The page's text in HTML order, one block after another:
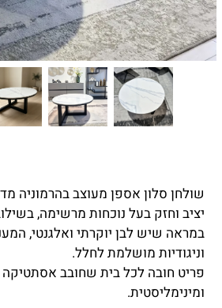
שולחן סלון אספן מעוצב בהרמוניה
יציב וחזק בעל נוכחות מרשימה,
במראה שיש לבן יוקרתי ואלגנטי,
וניגודיות מושלמת לחלל.
פריט חובה לכל בית שחובב
ומינימליסטית.